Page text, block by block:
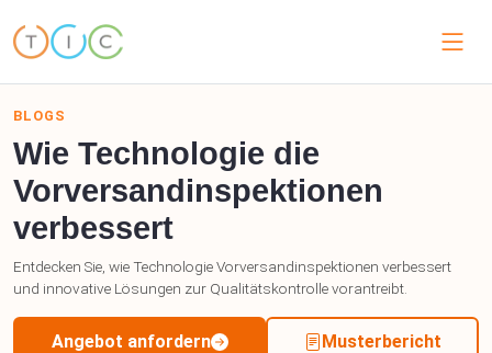
BLOGS
Wie Technologie die
Vorversandinspektionen
verbessert
Entdecken Sie, wie Technologie Vorversandinspektionen verbessert
und innovative Lösungen zur Qualitätskontrolle vorantreibt.
Angebot anfordern Musterbericht